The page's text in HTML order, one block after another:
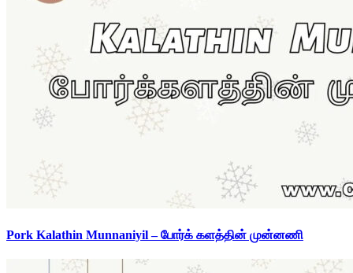
Pork Kalathin Munnaniyil – போர்க் களத்தின் முன்னணி